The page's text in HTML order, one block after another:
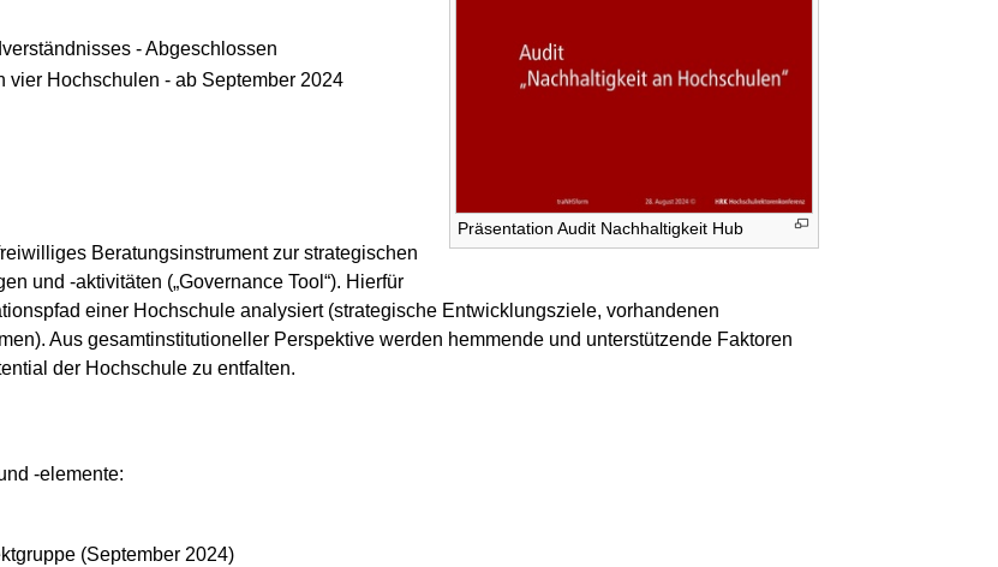
Präsentation Audit Nachhaltigkeit Hub
- Abgeschlossen
vier Hochschulen - ab September 2024
Beratungsinstrument zur strategischen
und -aktivitäten („Governance Tool“). Hierfür
einer Hochschule analysiert (strategische Entwicklungsziele, vorhandenen
Aus gesamtinstitutioneller Perspektive werden hemmende und unterstützende Faktoren
der Hochschule zu entfalten.
-elemente:
(September 2024)